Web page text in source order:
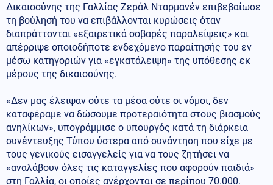
Δικαιοσύνης της Γαλλίας Ζεράλ Νταρμανέν επιβεβαίωσε
τη βούλησή του να επιβάλλονται κυρώσεις όταν
διαπράττονται «εξαιρετικά σοβαρές παραλείψεις» και
απέρριψε οποιοδήποτε ενδεχόμενο παραίτησής του εν
μέσω κατηγοριών για «εγκατάλειψη» της υπόθεσης εκ
μέρους της δικαιοσύνης.
«Δεν μας έλειψαν ούτε τα μέσα ούτε οι νόμοι, δεν
καταφέραμε να δώσουμε προτεραιότητα στους βιασμούς
ανηλίκων», υπογράμμισε ο υπουργός κατά τη διάρκεια
συνέντευξης Τύπου ύστερα από συνάντηση που είχε με
τους γενικούς εισαγγελείς για να τους ζητήσει να
«αναλάβουν όλες τις καταγγελίες που αφορούν παιδιά»
στη Γαλλία, οι οποίες ανέρχονται σε περίπου 70.000.